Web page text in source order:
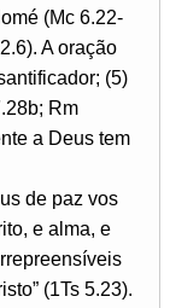
(Mc 6.22-
A oração
(5)
Rm
a Deus tem
de paz vos
e alma, e
(1Ts 5.23).